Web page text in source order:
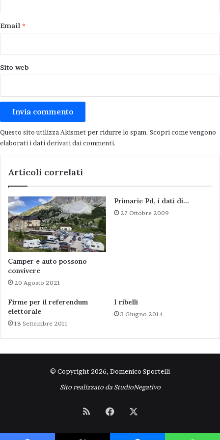
Email *
Sito web
Questo sito utilizza Akismet per ridurre lo spam. Scopri come vengono
elaborati i dati derivati dai commenti.
Articoli correlati
Camper e auto possono
convivere
20 Agosto 2021
Primarie Pd, i dati di…
27 Ottobre 2009
Firme per il referendum
elettorale
18 Settembre 2011
I ribelli
3 Giugno 2014
© Copyright 2026, Domenico Sportelli
Sito realizzato da StudioNegativo
RSS Facebook